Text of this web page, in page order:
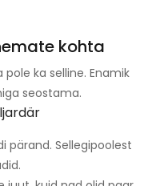
kohta
ka selline. Enamik
seostama.
pärand. Sellegipoolest